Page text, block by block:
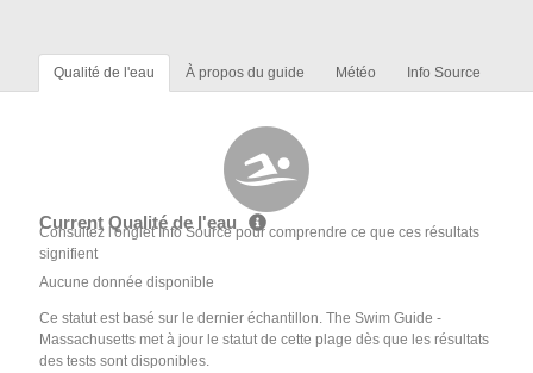
Qualité de l'eau À propos du guide Météo Info Source
Current Qualité de l'eau
Consultez l'onglet Info Source pour comprendre ce que ces résultats
signifient
Aucune donnée disponible
Ce statut est basé sur le dernier échantillon. The Swim Guide -
Massachusetts met à jour le statut de cette plage dès que les résultats
des tests sont disponibles.